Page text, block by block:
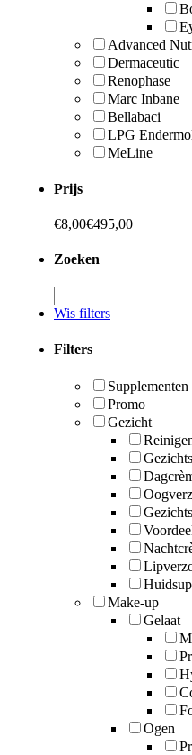
Advanced
Dermaceutic
Renophase
Marc Inbane
Bellabaci
LPG
MeLine
Prijs
€8,00€495,00
Zoeken
Wis filters
Filters
Supplementen
Promo
Gezicht
Make-up
Gelaat
Ogen